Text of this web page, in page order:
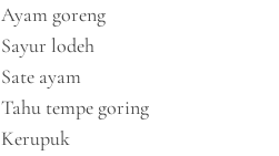
Ayam goreng
Sayur lodeh
Sate ayam
Tahu tempe goring
Kerupuk